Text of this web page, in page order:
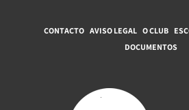
CONTACTO AVISO LEGAL O CLUB
DOCUMENTOS